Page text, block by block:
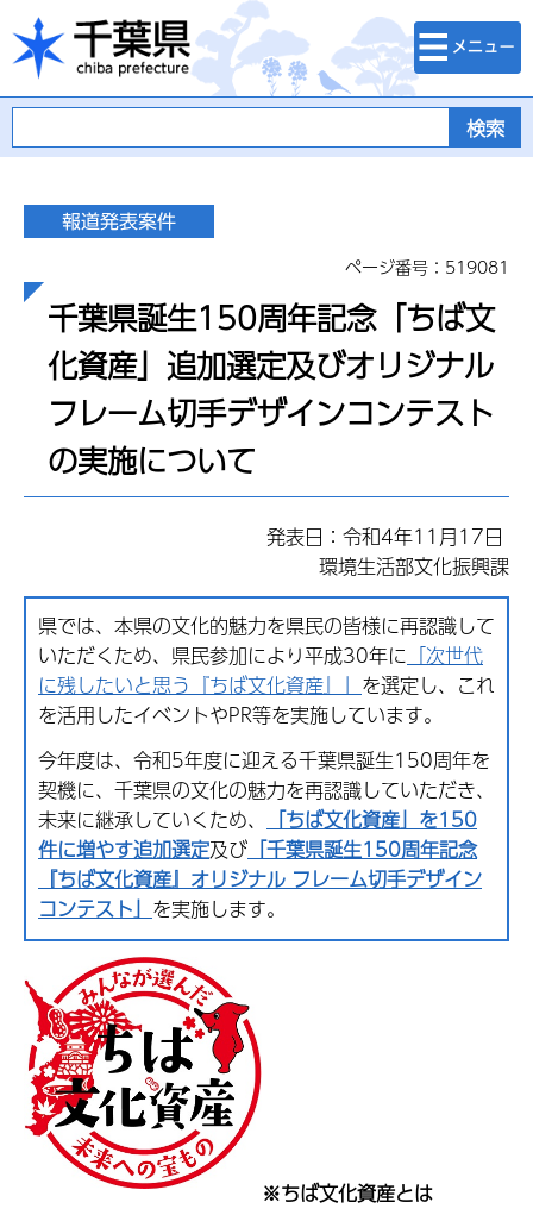
千葉県
検索・メニュ
ー
ページ番号：519081
千葉県誕生150周年記念「ちば文
化資産」追加選定及びオリジナル
フレーム切手デザインコンテスト
の実施について
発表日：令和4年11月17日
環境生活部文化振興課
県では、本県の文化的魅力を県民の皆様に再認識して
いただくため、県民参加により平成30年に 「次世代
に残したいと思う『ちば文化資産』」 を選定し、これ
を活用したイベントやPR等を実施しています。
今年度は、令和5年度に迎える千葉県誕生150周年を
契機に、千葉県の文化の魅力を再認識していただき、
未来に継承していくため、
「ちば文化資産」を150
件に増やす追加選定及び 「千葉県誕生150周年記念
『ちば文化資産』オリジナル フレーム切手デザイン
コンテスト」 を実施します。
※ちば文化資産とは